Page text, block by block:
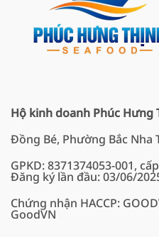
Hộ kinh doanh Phúc Hưng
Đồng Bé, Phường Bắc Nha
GPKD: 8371374053-001,
Đăng ký lần đầu: 03/06/
Chứng nhận HACCP:
GoodVN